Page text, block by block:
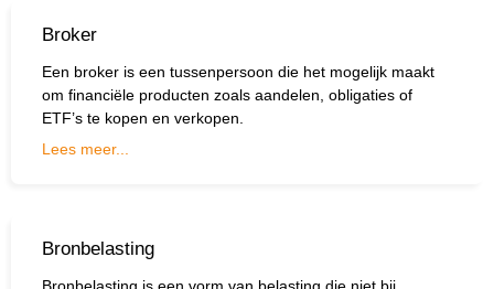
Broker
Een broker is een tussenpersoon die het mogelijk maakt
om financiële producten zoals aandelen, obligaties of
ETF’s te kopen en verkopen.
Lees meer...
Bronbelasting